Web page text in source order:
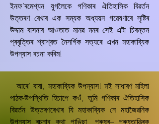
ইনফ’ৰমেশ্যন যুগলৈকে গণিকাৰ ঐতিহাসিক বিৱৰ্তন
উত্তৰণ ৰেখাৰ এক সম্যক অধ্যয়ন গৱেষণাৰে সৃষ্টিৰ
উদ্দাম বাসনাৰ আওতাত মানৱ মনৰ সেই এটা চিৰন্তন
প্ৰবৃত্তিৰ শ্বাশ্বত নৈসৰ্গিক সত্যৰে এখন মহাকাবি্যক
উপন্যাস ৰচনা কৰিম!
আৰে’ বাবা, মহাকাব্যিক উপন্যাস! মই সাধাৰণ মহিলা
পাঠক-উপস্থিতি হিচাপে কওঁ, তুমি গণিকাৰ ঐতিহাসিক
বিৱৰ্তন উত্তৰণৰেখাৰ যি মহাকাব্যিক নে মহাজৈৱনিক
উপন্যাস ৰচনাৰ কথা পাঙিছা, পুৰুষৰ– পুৰুষতান্ত্ৰিক